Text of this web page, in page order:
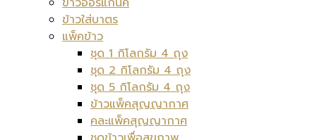
ข้าวใส่บาตร
แพ็คข้าว
ชุด 1 กิโลกรัม 4 ถุง
ชุด 2 กิโลกรัม 4 ถุง
ชุด 5 กิโลกรัม 4 ถุง
ข้าวแพ็คสุญญากาศ
คละแพ็คสุญญากาศ